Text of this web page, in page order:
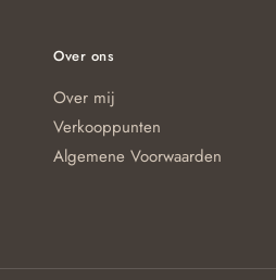
Over ons
Over mij
Verkooppunten
Algemene Voorwaarden